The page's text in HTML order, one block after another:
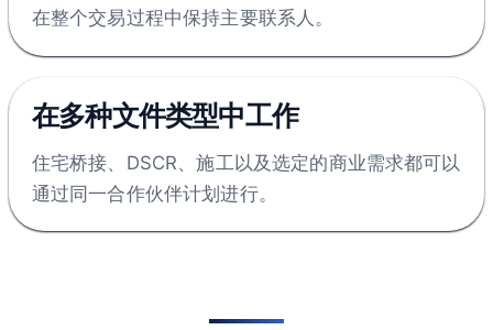
在整个交易过程中保持主要联系人。
在多种文件类型中工作
住宅桥接、DSCR、施工以及选定的商业需求都可以
通过同一合作伙伴计划进行。